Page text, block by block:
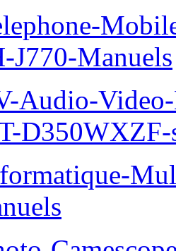
J770-Manuels
Audio-
D350WXZF-